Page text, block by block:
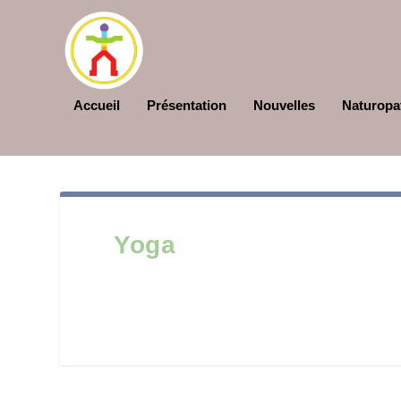
Accueil Présentation Nouvelles
Yoga